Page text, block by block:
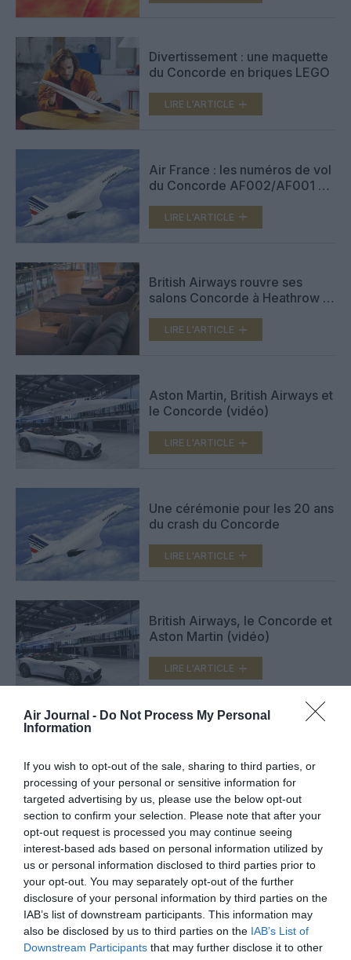
Air Journal - Do Not Process My Personal
Information
If you wish to opt-out of the sale, sharing to third parties, or
processing of your personal or sensitive information for
targeted advertising by us, please use the below opt-out
section to confirm your selection. Please note that after your
opt-out request is processed you may continue seeing
interest-based ads based on personal information utilized by
us or personal information disclosed to third parties prior to
your opt-out. You may separately opt-out of the further
disclosure of your personal information by third parties on the
IAB’s list of downstream participants. This information may
also be disclosed by us to third parties on the IAB’s List of
Downstream Participants that may further disclose it to other
Divertissement : une maquette
du Concorde en briques LEGO
LIRE L'ARTICLE
Air France : les numéros de vol
du Concorde AF002/AF001 de
LIRE L'ARTICLE
British Airways rouvre ses
salons Concorde à Heathrow et
LIRE L'ARTICLE
Aston Martin, British Airways et
le Concorde (vidéo)
LIRE L'ARTICLE
Une cérémonie pour les 20 ans
du crash du Concorde
LIRE L'ARTICLE
British Airways, le Concorde et
Aston Martin (vidéo)
LIRE L'ARTICLE
LIRE L'ARTICLE
VOIR PLUS D'ARTICLES
FAIRE UN DON